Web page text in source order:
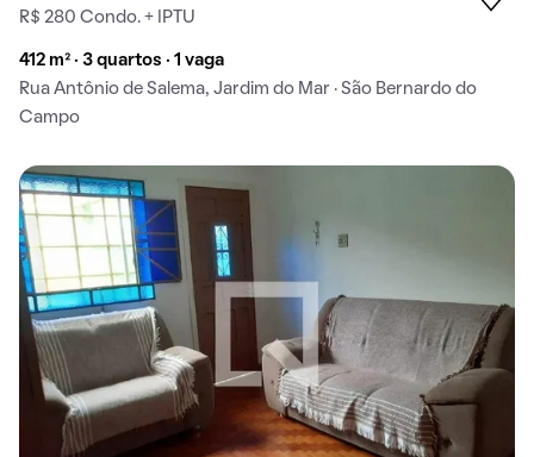
R$ 280 Condo. + IPTU
412 m² · 3 quartos · 1 vaga
Rua Antônio de Salema, Jardim do Mar · São Bernardo do
Campo